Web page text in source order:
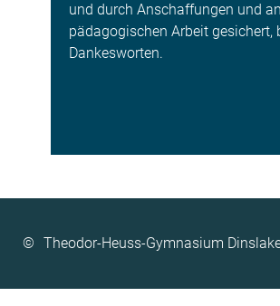
und durch Anschaffungen und
pädagogischen Arbeit gesichert,
Dankesworten.
©